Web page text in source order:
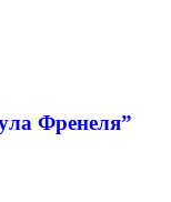
Френеля”